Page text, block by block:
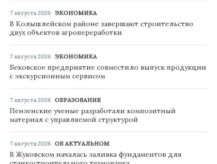
7 августа 2026 ЭКОНОМИКА
В Колышлейском районе завершают строительство
двух объектов агропереработки
7 августа 2026 ЭКОНОМИКА
Бековское предприятие совместило выпуск продукции
с экскурсионным сервисом
7 августа 2026 ОБРАЗОВАНИЕ
Пензенские ученые разработали композитный
материал с управляемой структурой
7 августа 2026 ОБ АКТУАЛЬНОМ
В Жуковском началась заливка фундаментов для